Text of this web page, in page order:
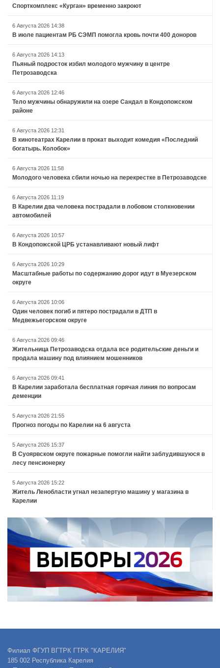
Спорткомплекс «Курган» временно закроют
6 Августа 2026 14:38
В июле пациентам РБ СЭМП помогла кровь почти 400 доноров
6 Августа 2026 14:13
Пьяный подросток избил молодого мужчину в центре
Петрозаводска
6 Августа 2026 12:46
Тело мужчины обнаружили на озере Сандал в Кондопожском
районе
6 Августа 2026 12:31
В кинотеатрах Карелии в прокат выходит комедия «Последний
богатырь. Колобок»
6 Августа 2026 11:58
Молодого человека сбили ночью на перекрестке в Петрозаводске
6 Августа 2026 11:19
В Карелии два человека пострадали в лобовом столкновении
автомобилей
6 Августа 2026 10:57
В Кондопожской ЦРБ устанавливают новый лифт
6 Августа 2026 10:29
Масштабные работы по содержанию дорог идут в Муезерском
округе
6 Августа 2026 10:06
Один человек погиб и пятеро пострадали в ДТП в
Медвежьегорском округе
6 Августа 2026 09:46
Жительница Петрозаводска отдала все родительские деньги и
продала машину под влиянием мошенников
6 Августа 2026 09:41
В Карелии заработала бесплатная горячая линия по вопросам
деменции
5 Августа 2026 21:55
Прогноз погоды по Карелии на 6 августа
5 Августа 2026 15:37
В Суоярвском округе пожарные помогли найти заблудившуюся в
лесу пенсионерку
5 Августа 2026 15:22
Житель Ленобласти угнал незапертую машину у магазина в
Карелии
Филиал ФГУП ВГТРК ГТРК "КАРЕЛИЯ"
185 002 Республика Карелия